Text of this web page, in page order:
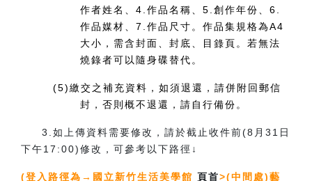
作者姓名、 4.作品名稱、 5.創作年份、 6.
作品媒材、 7.作品尺寸。作品集規格為A4
大小，需含封面、封底、目錄頁。若無法
燒錄者可以隨身碟替代。
(5)繳交之補充資料，如須退還，請併附回郵信
封，否則概不退還，請自行備份。
3.如上傳資料需要修改，請於截止收件前(8月31日
下午17:00)修改，可參考以下路徑↓
(登入路徑為→國立新竹生活美學館 頁首>(中間處)藝